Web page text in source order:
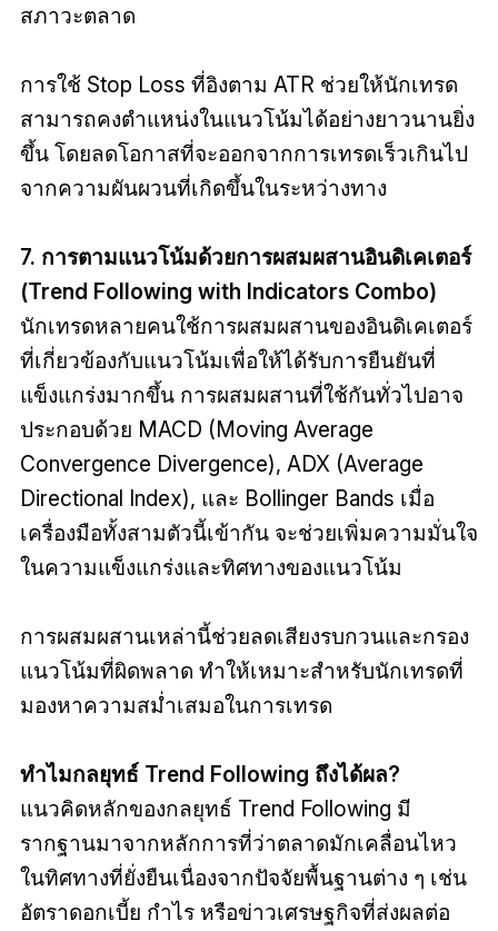
สภาวะตลาด
การใช้ Stop Loss ที่อิงตาม ATR ช่วยให้นักเทรด
สามารถคงตำแหน่งในแนวโน้มได้อย่างยาวนานยิ่ง
ขึ้น โดยลดโอกาสที่จะออกจากการเทรดเร็วเกินไป
จากความผันผวนที่เกิดขึ้นในระหว่างทาง
7. การตามแนวโน้มด้วยการผสมผสานอินดิเคเตอร์
(Trend Following with Indicators Combo)
นักเทรดหลายคนใช้การผสมผสานของอินดิเคเตอร์
ที่เกี่ยวข้องกับแนวโน้มเพื่อให้ได้รับการยืนยันที่
แข็งแกร่งมากขึ้น การผสมผสานที่ใช้กันทั่วไปอาจ
ประกอบด้วย MACD (Moving Average
Convergence Divergence), ADX (Average
Directional Index), และ Bollinger Bands เมื่อ
เครื่องมือทั้งสามตัวนี้เข้ากัน จะช่วยเพิ่มความมั่นใจ
ในความแข็งแกร่งและทิศทางของแนวโน้ม
การผสมผสานเหล่านี้ช่วยลดเสียงรบกวนและกรอง
แนวโน้มที่ผิดพลาด ทำให้เหมาะสำหรับนักเทรดที่
มองหาความสม่ำเสมอในการเทรด
ทำไมกลยุทธ์ Trend Following ถึงได้ผล?
แนวคิดหลักของกลยุทธ์ Trend Following มี
รากฐานมาจากหลักการที่ว่าตลาดมักเคลื่อนไหว
ในทิศทางที่ยั่งยืนเนื่องจากปัจจัยพื้นฐานต่าง ๆ เช่น
อัตราดอกเบี้ย กำไร หรือข่าวเศรษฐกิจที่ส่งผลต่อ